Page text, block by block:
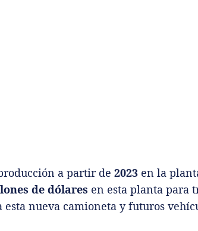
a partir de 2023 en la
de dólares en esta planta para
nueva camioneta y futuros